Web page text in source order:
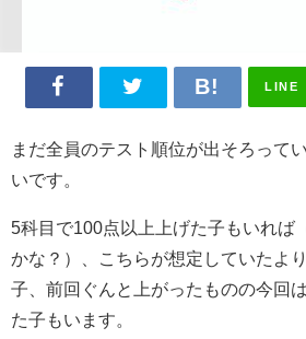
LINE
まだ全員のテスト順位が出そろって
いです。
5科目で100点以上上げた子もいれば
かな？）、こちらが想定していたよ
子、前回ぐんと上がったものの今回
た子もいます。